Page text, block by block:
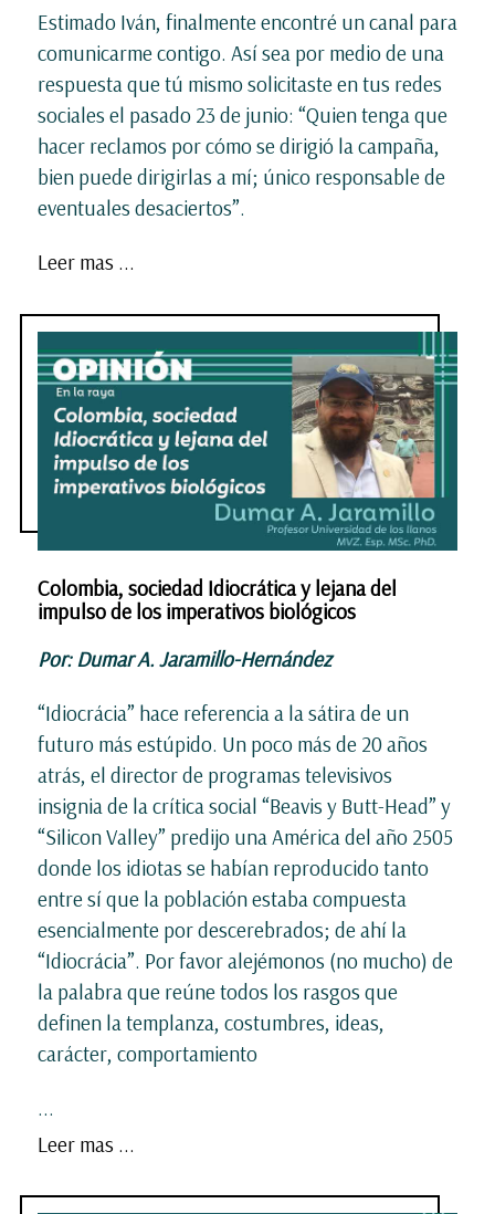
Estimado Iván, finalmente encontré un canal para
comunicarme contigo. Así sea por medio de una
respuesta que tú mismo solicitaste en tus redes
sociales el pasado 23 de junio: “Quien tenga que
hacer reclamos por cómo se dirigió la campaña,
bien puede dirigirlas a mí; único responsable de
eventuales desaciertos”.
Leer mas ...
Colombia, sociedad Idiocrática y lejana del
impulso de los imperativos biológicos
Por: Dumar A. Jaramillo-Hernández
“Idiocrácia” hace referencia a la sátira de un
futuro más estúpido. Un poco más de 20 años
atrás, el director de programas televisivos
insignia de la crítica social “Beavis y Butt-Head” y
“Silicon Valley” predijo una América del año 2505
donde los idiotas se habían reproducido tanto
entre sí que la población estaba compuesta
esencialmente por descerebrados; de ahí la
“Idiocrácia”. Por favor alejémonos (no mucho) de
la palabra que reúne todos los rasgos que
definen la templanza, costumbres, ideas,
carácter, comportamiento
...
Leer mas ...